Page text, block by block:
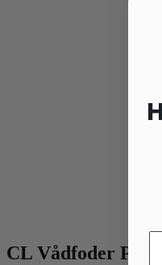
CL Vådfoder